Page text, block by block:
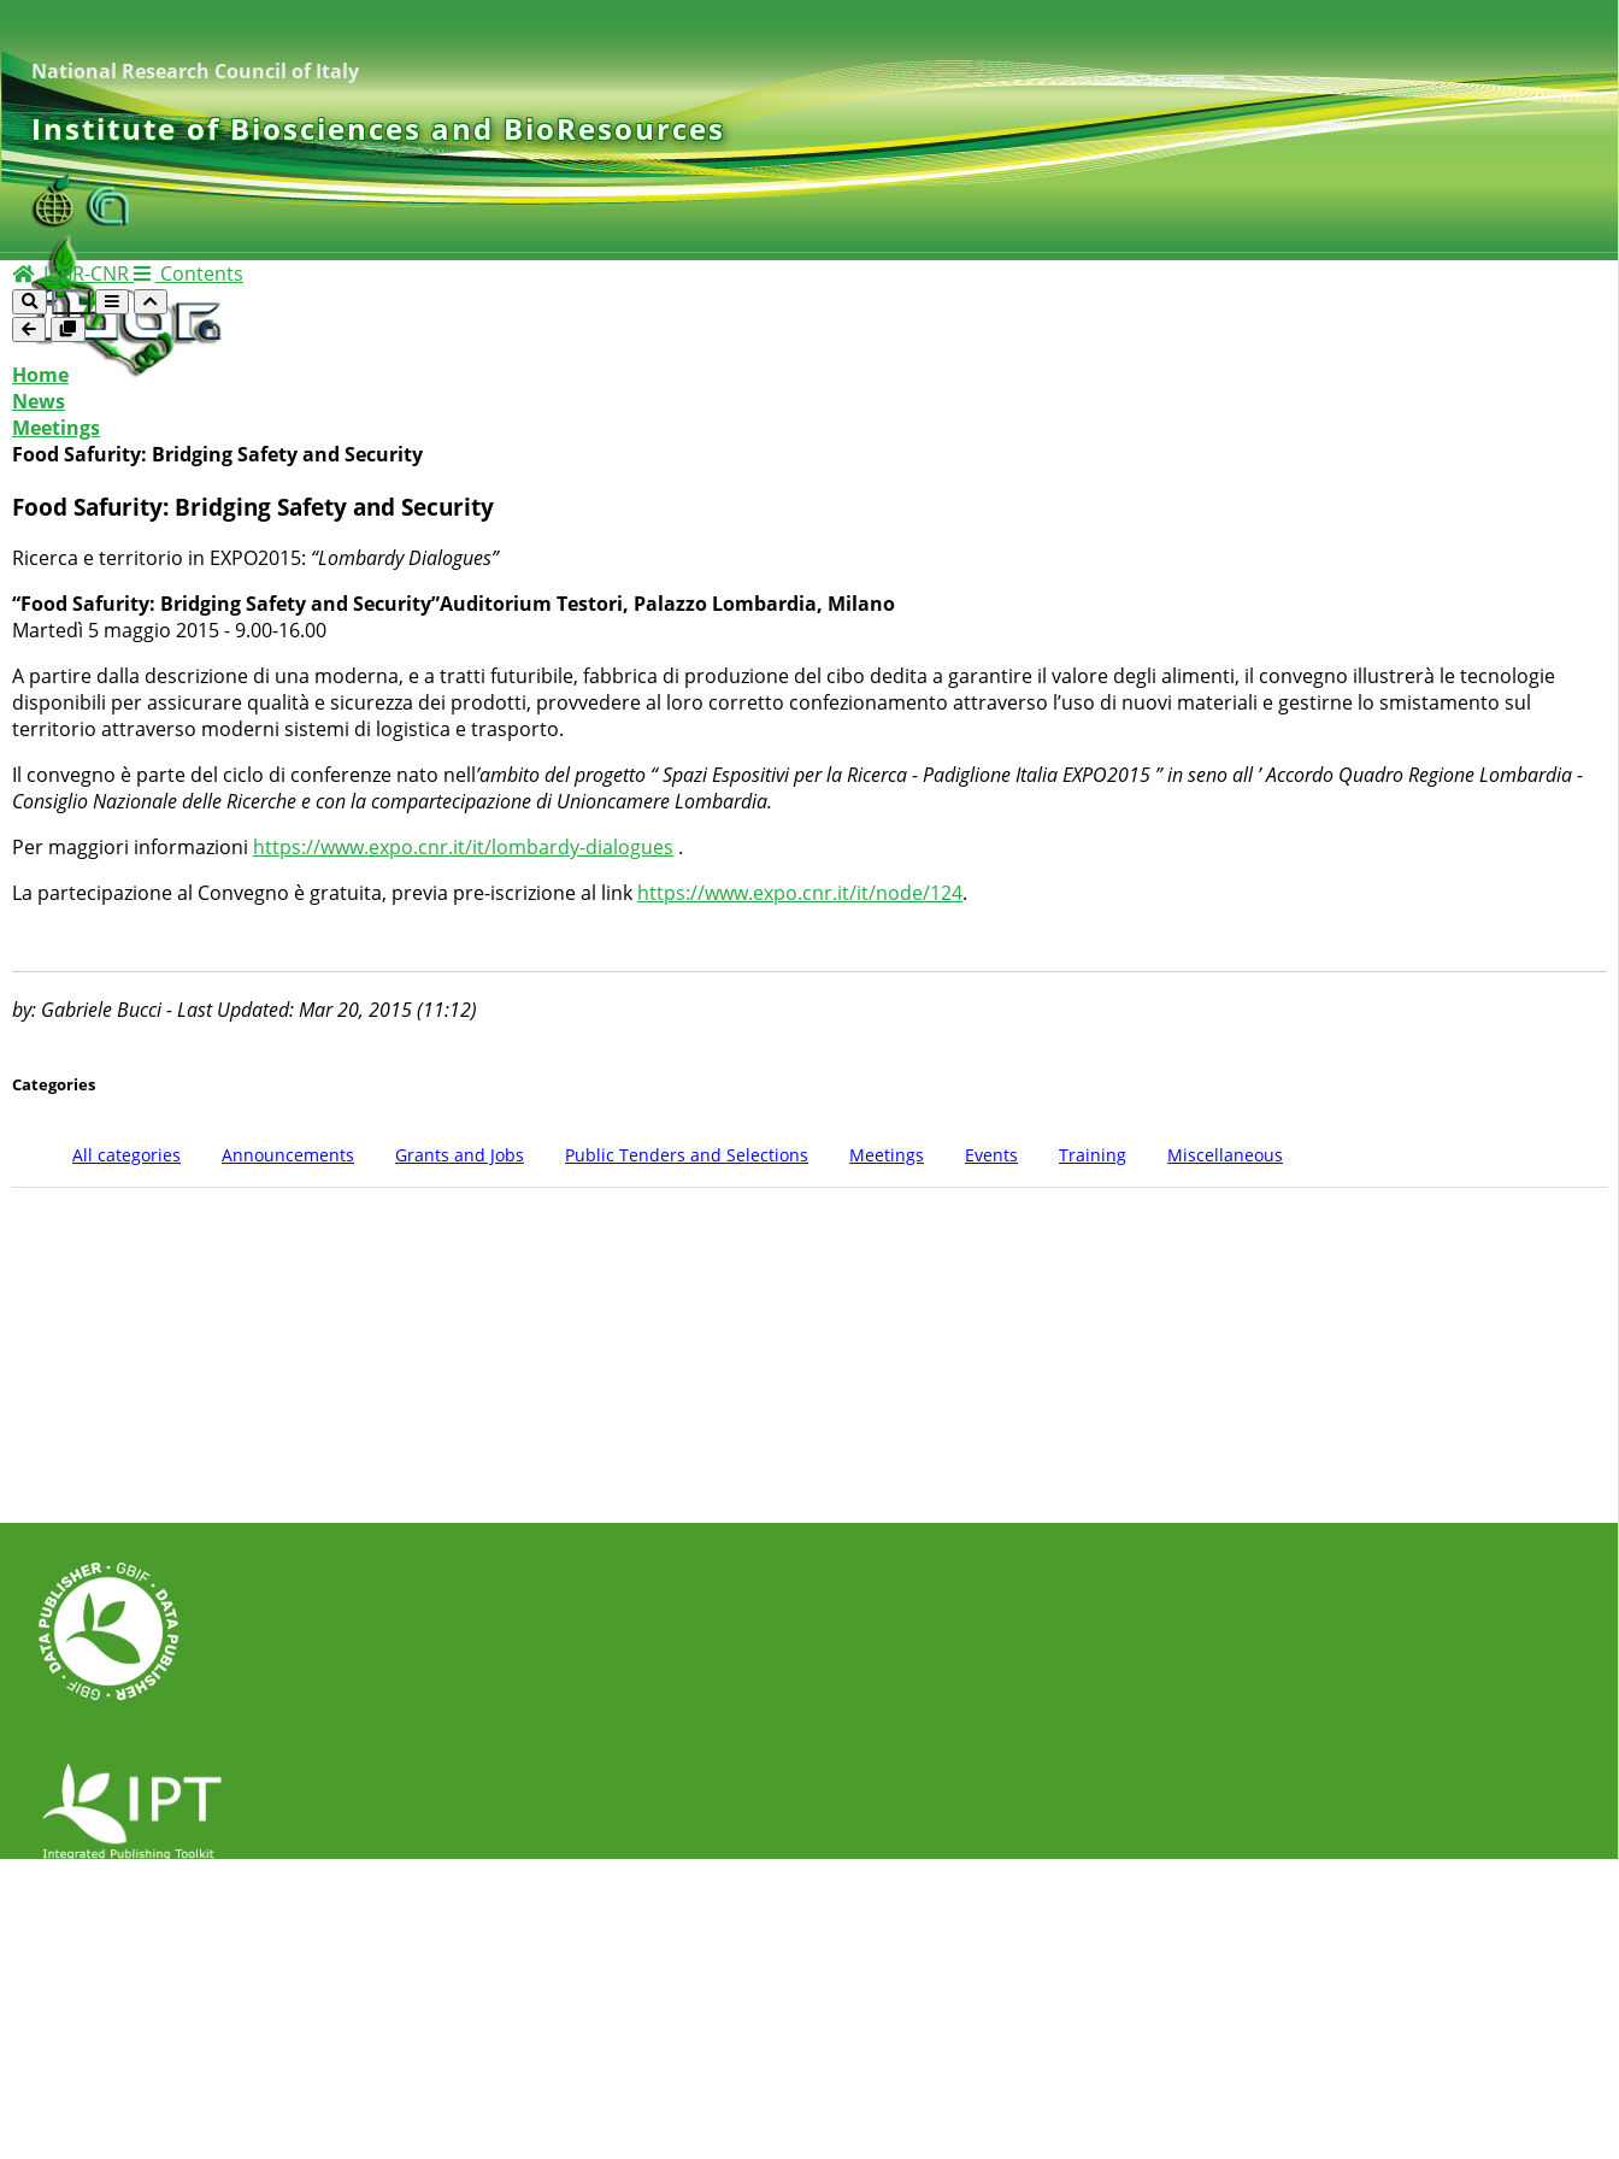
National Research Council of Italy
Institute of Biosciences and BioResources
IBBR-CNR Contents
Home
News
Meetings
Food Safurity: Bridging Safety and Security
Food Safurity: Bridging Safety and Security
Ricerca e territorio in EXPO2015: “Lombardy Dialogues”
“Food Safurity: Bridging Safety and Security”Auditorium Testori, Palazzo Lombardia, Milano
Martedì 5 maggio 2015 - 9.00-16.00
A partire dalla descrizione di una moderna, e a tratti futuribile, fabbrica di produzione del cibo dedita a garantire il valore degli alimenti, il convegno illustrerà le tecnologie
disponibili per assicurare qualità e sicurezza dei prodotti, provvedere al loro corretto confezionamento attraverso l’uso di nuovi materiali e gestirne lo smistamento sul
territorio attraverso moderni sistemi di logistica e trasporto.
Il convegno è parte del ciclo di conferenze nato nell’ambito del progetto “ Spazi Espositivi per la Ricerca - Padiglione Italia EXPO2015 ” in seno all ’ Accordo Quadro Regione Lombardia -
Consiglio Nazionale delle Ricerche e con la compartecipazione di Unioncamere Lombardia.
Per maggiori informazioni https://www.expo.cnr.it/it/lombardy-dialogues .
La partecipazione al Convegno è gratuita, previa pre-iscrizione al link https://www.expo.cnr.it/it/node/124.
by: Gabriele Bucci - Last Updated: Mar 20, 2015 (11:12)
Categories
All categories Announcements Grants and Jobs Public Tenders and Selections Meetings Events Training Miscellaneous